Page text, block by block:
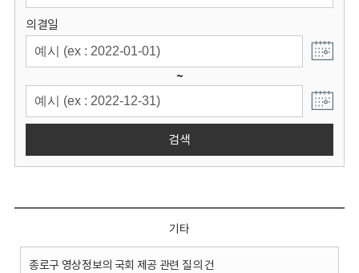
의결일
~
검색
기타
종로구 영상정보의 국회 제공 관련 질의 건